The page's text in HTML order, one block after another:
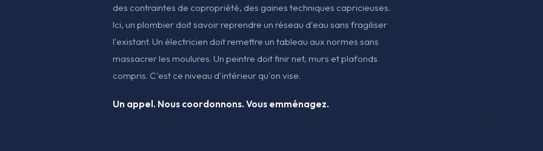
des contraintes de copropriété, des gaines techniques capricieuses.
Ici, un plombier doit savoir reprendre un réseau d'eau sans fragiliser
l'existant. Un électricien doit remettre un tableau aux normes sans
massacrer les moulures. Un peintre doit finir net, murs et plafonds
compris. C'est ce niveau d'intérieur qu'on vise.
Un appel. Nous coordonnons. Vous emménagez.